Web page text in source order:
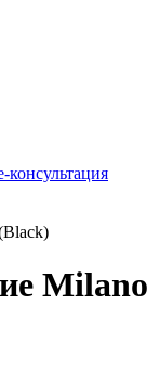
консультация
Milano